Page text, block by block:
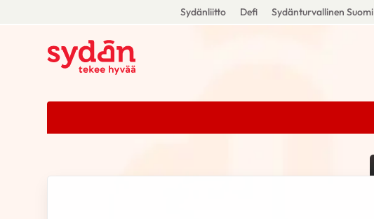
Sydänliitto Defi Sydänturvallinen Suomi